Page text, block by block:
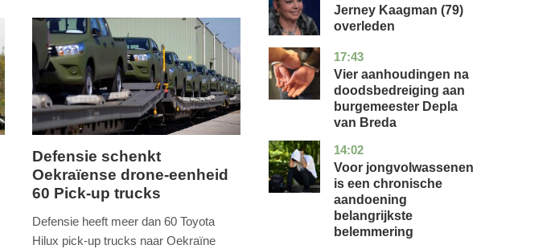
2026
20:56
dinsdag,
26.
Defensie schenkt
Oekraïense drone-eenheid
60 Pick-up trucks
Defensie heeft meer dan 60 Toyota
Hilux pick-up trucks naar Oekraïne
Jerney Kaagman (79)
overleden
17:43
noord-
brabant
nieuws
Vier aanhoudingen na
doodsbedreiging aan
burgemeester Depla
van Breda
14:02
utrecht
gezondheid
Voor jongvolwassenen
is een chronische
aandoening
belangrijkste
belemmering